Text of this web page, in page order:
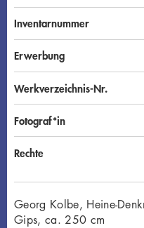
Inventarnummer
Erwerbung
Werkverzeichnis-Nr.
Fotograf*in
Rechte
Georg Kolbe, Heine-
Gips, ca. 250 cm